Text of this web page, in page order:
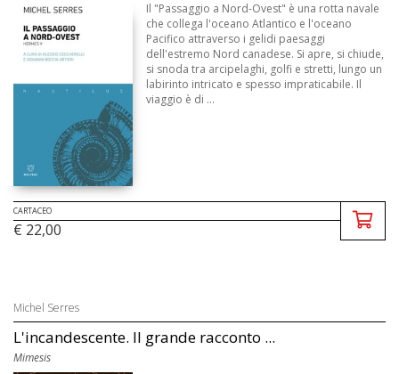
Il "Passaggio a Nord-Ovest" è una rotta navale
che collega l'oceano Atlantico e l'oceano
Pacifico attraverso i gelidi paesaggi
dell'estremo Nord canadese. Si apre, si chiude,
si snoda tra arcipelaghi, golfi e stretti, lungo un
labirinto intricato e spesso impraticabile. Il
viaggio è di ...
CARTACEO
€ 22,00
Michel Serres
L'incandescente. Il grande racconto ...
Mimesis